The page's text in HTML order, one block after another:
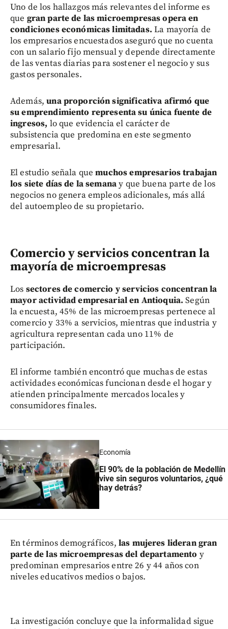
Uno de los hallazgos más relevantes del informe es
que gran parte de las microempresas opera en
condiciones económicas limitadas. La mayoría de
los empresarios encuestados aseguró que no cuenta
con un salario fijo mensual y depende directamente
de las ventas diarias para sostener el negocio y sus
gastos personales.
Además,una proporción significativa afirmó que
su emprendimiento representa su única fuente de
ingresos, lo que evidencia el carácter de
subsistencia que predomina en este segmento
empresarial.
El estudio señala que muchos empresarios trabajan
los siete días de la semanay que buena parte de los
negocios no genera empleos adicionales, más allá
del autoempleo de su propietario.
Comercio y servicios concentran la
mayoría de microempresas
Los sectores de comercio y servicios concentran la
mayor actividad empresarial en Antioquia. Según
la encuesta, 45% de las microempresas pertenece al
comercio y 33% a servicios, mientras que industria y
agricultura representan cada uno 11% de
participación.
El informe también encontró que muchas de estas
actividades económicas funcionan desde el hogar y
atienden principalmente mercados locales y
consumidores finales.
Economía
El 90% de la población de Medellín
vive sin seguros voluntarios, ¿qué
hay detrás?
En términos demográficos, las mujeres lideran gran
parte de las microempresas del departamento y
predominan empresarios entre 26 y 44 años con
niveles educativos medios o bajos.
La investigación concluye que la informalidad sigue